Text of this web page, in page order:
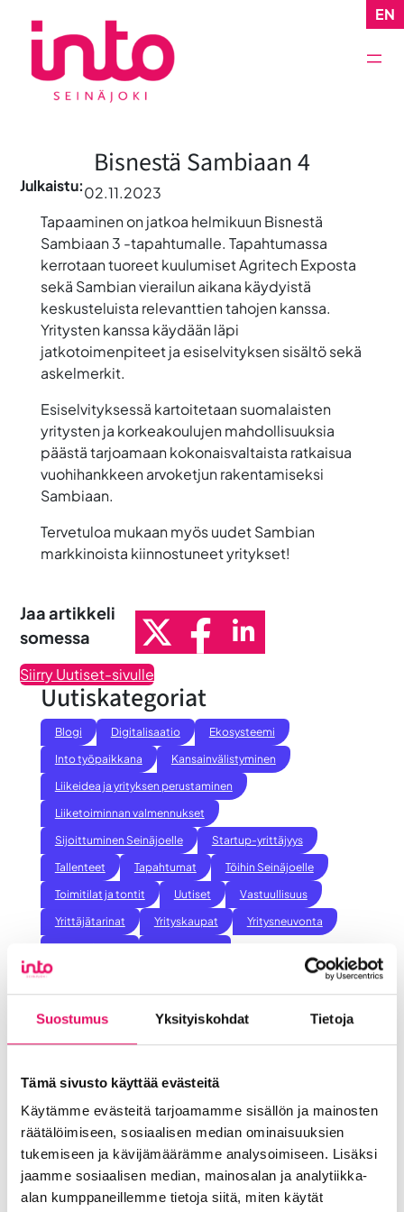
Suostumus Yksityiskohdat Tietoja
Tämä sivusto käyttää evästeitä
Käytämme evästeitä tarjoamamme sisällön ja mainosten
räätälöimiseen, sosiaalisen median ominaisuuksien
tukemiseen ja kävijämäärämme analysoimiseen. Lisäksi
jaamme sosiaalisen median, mainosalan ja analytiikka-
alan kumppaneillemme tietoja siitä, miten käytät
sisältöön
EN
Bisnestä Sambiaan 4
Julkaistu:02.11.2023
Tapaaminen on jatkoa helmikuun Bisnestä
Sambiaan 3 -tapahtumalle. Tapahtumassa
kerrotaan tuoreet kuulumiset Agritech Exposta
sekä Sambian vierailun aikana käydyistä
keskusteluista relevanttien tahojen kanssa.
Yritysten kanssa käydään läpi
jatkotoimenpiteet ja esiselvityksen sisältö sekä
askelmerkit.
Esiselvityksessä kartoitetaan suomalaisten
yritysten ja korkeakoulujen mahdollisuuksia
päästä tarjoamaan kokonaisvaltaista ratkaisua
vuohihankkeen arvoketjun rakentamiseksi
Sambiaan.
Tervetuloa mukaan myös uudet Sambian
markkinoista kiinnostuneet yritykset!
Jaa artikkeli
somessa
Siirry Uutiset-sivulle
Uutiskategoriat
Blogi Digitalisaatio
Ekosysteemi
Into työpaikkana
Kansainvälistyminen
Liikeidea ja yrityksen perustaminen
Liiketoiminnan valmennukset
Sijoittuminen Seinäjoelle
Startup-yrittäjyys
Tallenteet
Tapahtumat
Töihin Seinäjoelle
Toimitilat ja tontit
Uutiset
Vastuullisuus
Yrittäjätarinat
Yrityskaupat
Yritysneuvonta
Yritysrahoitus
Yritysuutiset
Uusimmat uutiset
Maailma löysi Seinäjoen
Uutiset
Lue koko artikkeli:
löysi
Seinäjoen
Seinäjoen datakeskus on
Britannnian suurin investointi
Suomeen
Uutiset